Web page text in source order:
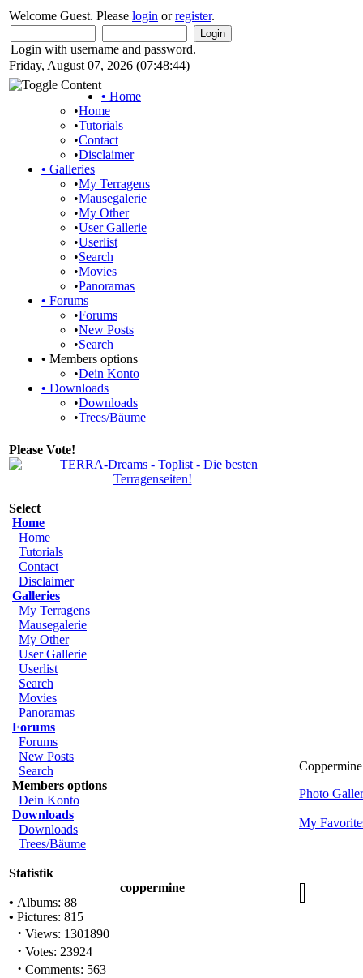
Welcome Guest. Please login orregister.
Login with username and password.
Friday, August 07, 2026 (07:48:44)
• Home
•Home
•Tutorials
•Contact
•Disclaimer
• Galleries
•My Terragens
•Mausegalerie
•My Other
•User Gallerie
•Userlist
•Search
•Movies
•Panoramas
• Forums
•Forums
•New Posts
•Search
• Members options
•Dein Konto
• Downloads
•Downloads
•Trees/Bäume
Please Vote!
Select
Home
Home
Tutorials
Contact
Disclaimer
Galleries
My Terragens
Mausegalerie
My Other
User Gallerie
Userlist
Search
Movies
Panoramas
Forums
Forums
New Posts
Search
Members options
Dein Konto
Downloads
Downloads
Trees/Bäume
Statistik
coppermine
• Albums: 88
• Pictures: 815
· Views: 1301890
· Votes: 23924
· Comments: 563
Photo
My